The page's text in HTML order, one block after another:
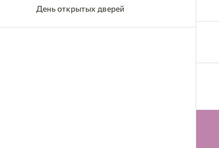
День открытых дверей